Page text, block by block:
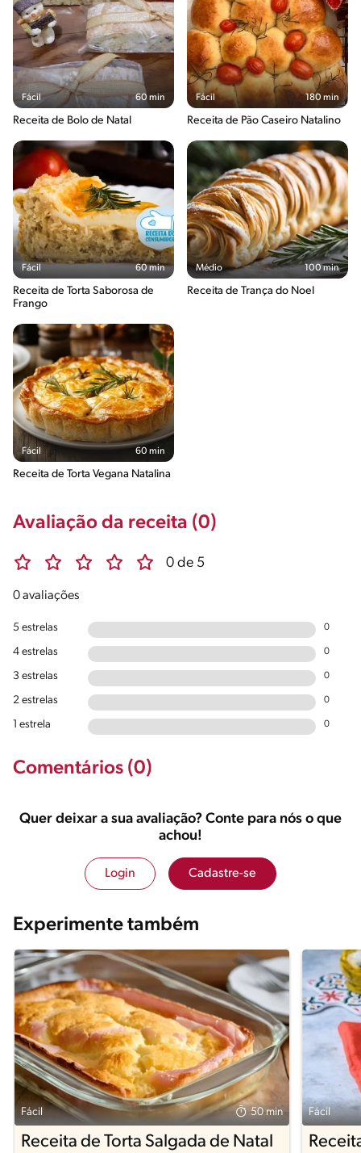
Fácil 60 min
Receita de Bolo de Natal
Fácil 180 min
Receita de Pão Caseiro Natalino
Fácil 60 min
Receita de Torta Saborosa de
Frango
Médio 100 min
Receita de Trança do Noel
Fácil 60 min
Receita de Torta Vegana Natalina
Avaliação da receita (0)
0 de 5
0 avaliações
5 estrelas 0
4 estrelas 0
3 estrelas 0
2 estrelas 0
1 estrela 0
Comentários (0)
Quer deixar a sua avaliação? Conte para nós o que
achou!
Login Cadastre-se
Experimente também
Fácil 50 min
Receita de Torta Salgada de Natal
Fácil